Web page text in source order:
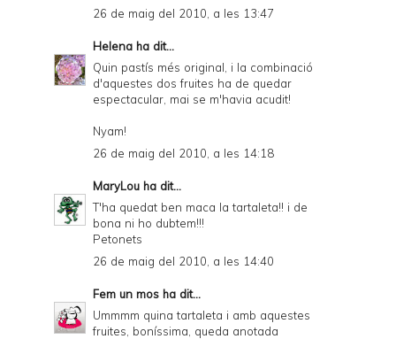
26 de maig del 2010, a les 13:47
Helena ha dit...
Quin pastís més original, i la combinació
d'aquestes dos fruites ha de quedar
espectacular, mai se m'havia acudit!
Nyam!
26 de maig del 2010, a les 14:18
MaryLou ha dit...
T'ha quedat ben maca la tartaleta!! i de
bona ni ho dubtem!!!
Petonets
26 de maig del 2010, a les 14:40
Fem un mos ha dit...
Ummmm quina tartaleta i amb aquestes
fruites, boníssima, queda anotada